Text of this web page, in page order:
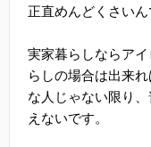
正直めんどくさいん
実家暮らしならア
らしの場合は出来
な人じゃない限り
えないです。